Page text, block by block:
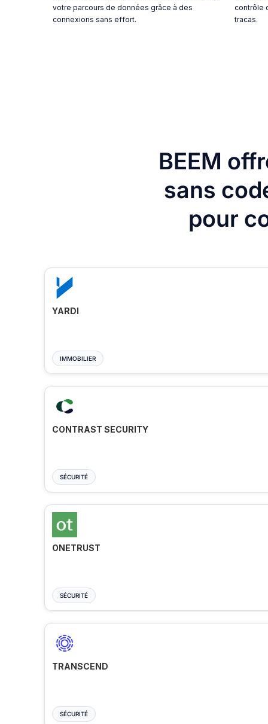
votre parcours de données grâce à des
connexions sans effort.
contrôle
tracas.
BEEM
sans
pour
YARDI
IMMOBILIER
CONTRAST SECURITY
SÉCURITÉ
ONETRUST
SÉCURITÉ
TRANSCEND
SÉCURITÉ